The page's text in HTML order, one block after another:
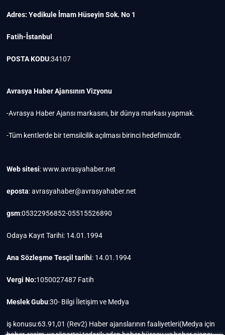
Adres: Yedikule İmam Hüseyin Sok. No 1
Fatih-İstanbul
POSTA KODU:34107
Avrasya Haber Ajansının Vizyonu
-Avrasya Haber Ajansı markasını, bir dünya markası yapmak.
-Tüm kentlerde bir temsilcilik açılması birinci hedefimizdir.
Web sitesi: www.avrasyahaber.net
eposta: avrasyahaber@avrasyahaber.net
gsm:05322956852-05515526890
Odaya Kayıt Tarihi: 14.01.1994
Ana Sözleşme Tesçil tarihi: 14.01.1994
Vergi No:1050027487 Fatih
Meslek Gubu:30- Bilgi İletişim ve Medya
iş konusu:63.91,01 (Rev2) Haber ajanslarının faaliyetleri(Medya için